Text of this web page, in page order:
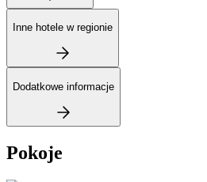
Inne hotele w regionie
Dodatkowe informacje
Pokoje